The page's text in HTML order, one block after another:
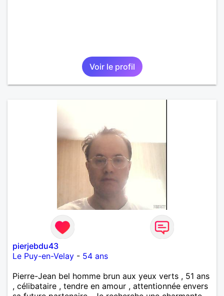
Voir le profil
pierjebdu43
Le Puy-en-Velay - 54 ans
Pierre-Jean bel homme brun aux yeux verts , 51 ans
, célibataire , tendre en amour , attentionnée envers